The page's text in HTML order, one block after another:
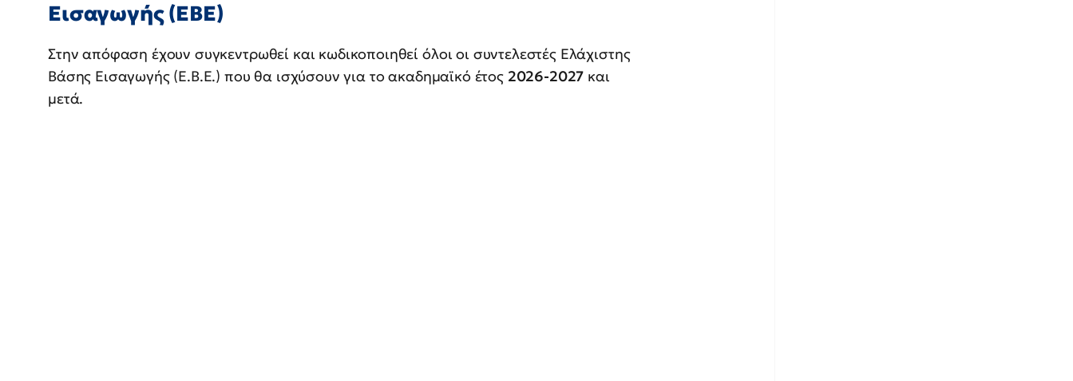
Εισαγωγής (ΕΒΕ)
Στην απόφαση έχουν συγκεντρωθεί και κωδικοποιηθεί όλοι οι συντελεστές Ελάχιστης
Βάσης Εισαγωγής (Ε.Β.Ε.) που θα ισχύσουν για το ακαδημαϊκό έτος 2026-2027 και
μετά.